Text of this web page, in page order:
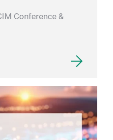
Conference &